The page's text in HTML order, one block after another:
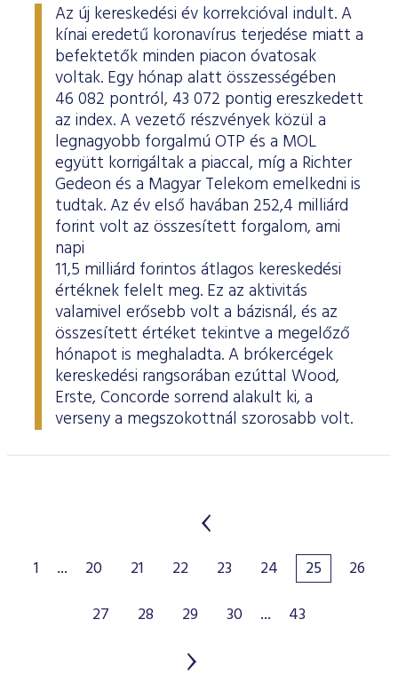
Az új kereskedési év korrekcióval indult. A
kínai eredetű koronavírus terjedése miatt a
befektetők minden piacon óvatosak
voltak. Egy hónap alatt összességében
46 082 pontról, 43 072 pontig ereszkedett
az index. A vezető részvények közül a
legnagyobb forgalmú OTP és a MOL
együtt korrigáltak a piaccal, míg a Richter
Gedeon és a Magyar Telekom emelkedni is
tudtak. Az év első havában 252,4 milliárd
forint volt az összesített forgalom, ami
napi
11,5 milliárd forintos átlagos kereskedési
értéknek felelt meg. Ez az aktivitás
valamivel erősebb volt a bázisnál, és az
összesített értéket tekintve a megelőző
hónapot is meghaladta. A brókercégek
kereskedési rangsorában ezúttal Wood,
Erste, Concorde sorrend alakult ki, a
verseny a megszokottnál szorosabb volt.
1 ... 20 21 22 23 24 25
26
27
28 29 30 ... 43